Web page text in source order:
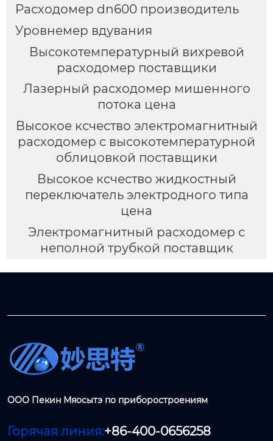
Расходомер dn600 производитель
Уровнемер вдувания
Высокотемпературный вихревой
расходомер поставщики
Лазерный расходомер мишенного
потока цена
Высокое ксчество электромагнитный
расходомер с высокотемпературной
облицовкой поставщики
Высокое ксчество жидкостный
переключатель электродного типа
цена
Электромагнитный расходомер с
неполной трубкой поставщик
ООО Пекин Мяосытэ по приборостроениям
Горячая линия:+86-400-0656258